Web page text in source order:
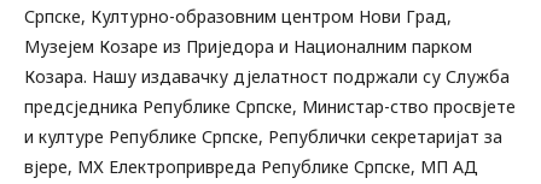
Српске, Културно-образовним центром Нови Град,
Музејем Козаре из Приједора и Националним парком
Козара. Нашу издавачку дјелатност подржали су Служба
предсједника Републике Српске, Министар-ство просвјете
и културе Републике Српске, Републички секретаријат за
вјере, МХ Електропривреда Републике Српске, МП АД